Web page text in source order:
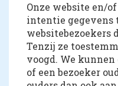
Onze website en/
intentie gegevens
websitebezoekers
Tenzij ze
voogd. We
of een bezoeker